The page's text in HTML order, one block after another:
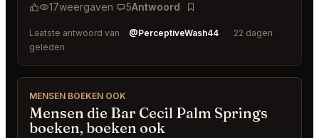
17weergaven 5Antwoord
Bladwijzer
Laatste antwoord van @PerceptiveWash44
22 dagen
geleden
MENSEN BOEKEN OOK
Mensen die Bar Cecil Palm Springs
boeken, boeken ook